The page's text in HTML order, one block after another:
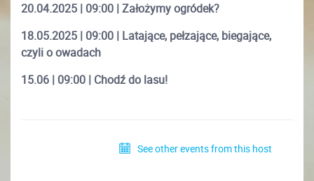
20.04.2025 | 09:00 | Założymy ogródek?
18.05.2025 | 09:00 | Latające, pełzające, biegające,
czyli o owadach
15.06 | 09:00 | Chodź do lasu!
See other events from this host